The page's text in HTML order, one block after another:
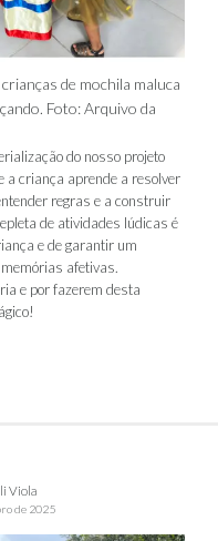
de mochila maluca
Foto: Arquivo da
do nosso projeto
a criança aprende a resolver
regras e a construir
de atividades lúdicas é
e de garantir um
afetivas.
e por fazerem desta
Viola
de 2025